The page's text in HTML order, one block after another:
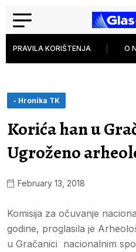
PRAVILA KORIŠTENJA O
- Hronika TK
Korića han u
Ugroženo
February 13, 2018
Komisija za očuvanje
godine, proglasila je
u Gračanici nacionalnim